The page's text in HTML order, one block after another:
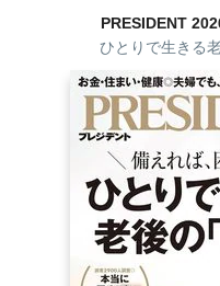
PRESIDENT
ひとりで生きる